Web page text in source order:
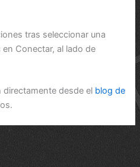
tras seleccionar una
Conectar, al lado de
desde el blog de